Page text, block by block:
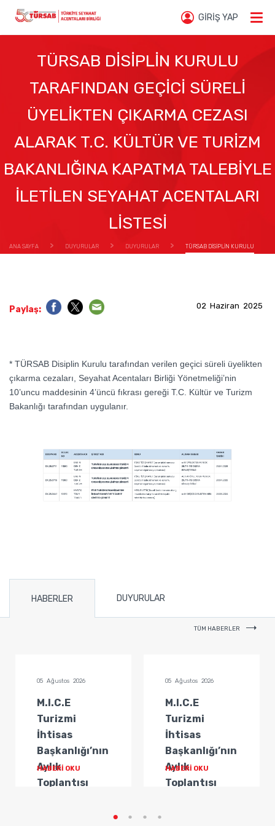
GİRİŞ YAP
TÜRSAB DİSİPLİN KURULU
TARAFINDAN GEÇİCİ SÜRELİ
ÜYELİKTEN ÇIKARMA CEZASI
ALARAK T.C. KÜLTÜR VE TURİZM
BAKANLIĞINA KAPATMA TALEBİYLE
İLETİLEN SEYAHAT ACENTALARI
LİSTESİ
ANA SAYFA DUYURULAR DUYURULAR TÜRSAB DİSİPLİN KURULU
02 Haziran 2025
Paylaş:
* TÜRSAB Disiplin Kurulu tarafından verilen geçici süreli üyelikten
çıkarma cezaları, Seyahat Acentaları Birliği Yönetmeliği’nin
10’uncu maddesinin 4’üncü fıkrası gereği T.C. Kültür ve Turizm
Bakanlığı tarafından uygulanır.
HABERLER DUYURULAR
TÜM HABERLER
05 Ağustos 2026
M.I.C.E
Turizmi
İhtisas
Başkanlığı’nın
Aylık
Toplantısı
HABERİ OKU
05 Ağustos 2026
M.I.C.E
Turizmi
İhtisas
Başkanlığı’nın
Aylık
Toplantısı
HABERİ OKU